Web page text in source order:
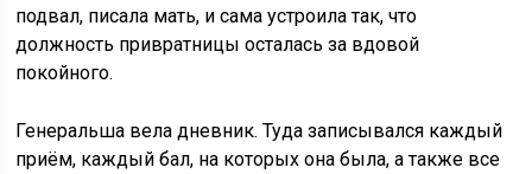
подвал, писала мать, и сама устроила так, что
должность привратницы осталась за вдовой
покойного.
Генеральша вела дневник. Туда записывался каждый
приём, каждый бал, на которых она была, а также все